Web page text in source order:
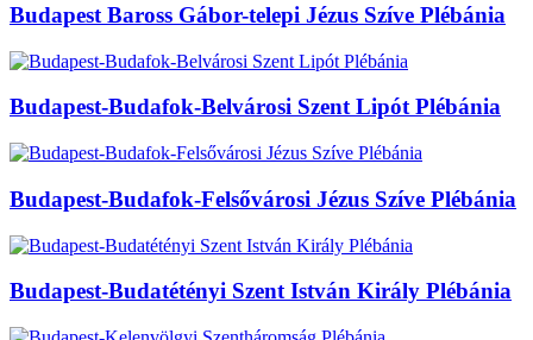
Budapest Baross Gábor-telepi Jézus Szíve Plébánia
Budapest-Budafok-Belvárosi Szent Lipót Plébánia
Budapest-Budafok-Felsővárosi Jézus Szíve Plébánia
Budapest-Budatétényi Szent István Király Plébánia